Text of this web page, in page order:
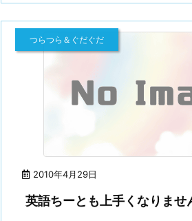
2010年4月29日
つらつら＆ぐだぐだ
英語ちーとも上手くなりませ